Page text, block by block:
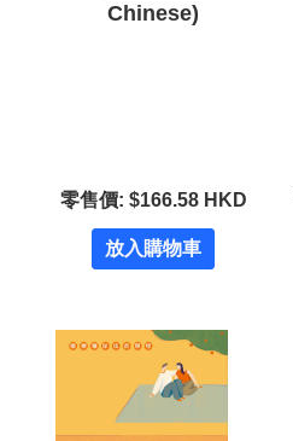
Chinese)
零售價: $166.58 HKD
放入購物車